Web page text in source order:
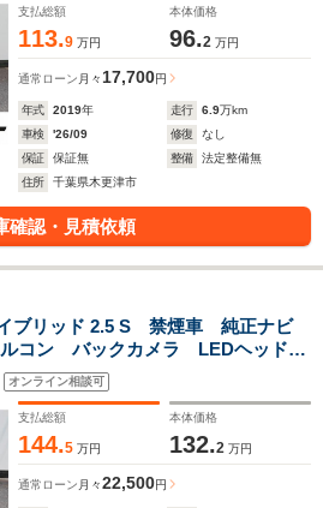
支払総額
113.9 万円
本体価格
96.2 万円
通常ローン 月々 17,700円
年式 2019年 走行 6.9万km
車検
'26/09 修復
なし
保証
保証無 整備
法定整備無
住所
千葉県木更津市
確認・見積依頼
ブリッド 2.5 S 禁煙車 純正ナビ
コン バックカメラ LEDヘッドラ
ー Bluetooth接続 オートマチッ
純正17インチホイール
オンライン相談可
支払総額
144.5 万円
本体価格
132.2 万円
通常ローン 月々22,500円